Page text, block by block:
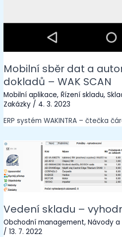
Mobilní sběr dat a
dokladů – WAK SCAN
Mobilní aplikace, Řízení skladu,
Zakázky / 4. 3. 2023
ERP systém WAKINTRA – čtečka
Vedení skladu –
Obchodní management,Návody
/13. 7. 2022